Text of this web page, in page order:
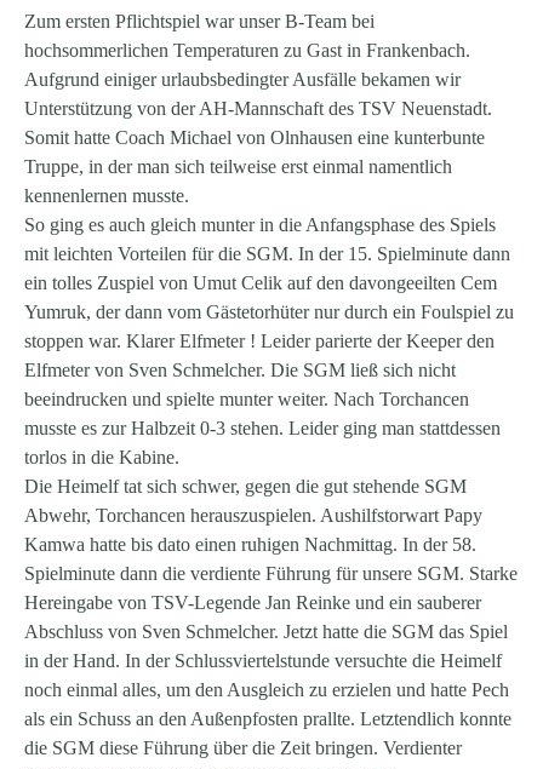
Zum ersten Pflichtspiel war unser B-Team bei
hochsommerlichen Temperaturen zu Gast in Frankenbach.
Aufgrund einiger urlaubsbedingter Ausfälle bekamen wir
Unterstützung von der AH-Mannschaft des TSV Neuenstadt.
Somit hatte Coach Michael von Olnhausen eine kunterbunte
Truppe, in der man sich teilweise erst einmal namentlich
kennenlernen musste.
So ging es auch gleich munter in die Anfangsphase des Spiels
mit leichten Vorteilen für die SGM. In der 15. Spielminute dann
ein tolles Zuspiel von Umut Celik auf den davongeeilten Cem
Yumruk, der dann vom Gästetorhüter nur durch ein Foulspiel zu
stoppen war. Klarer Elfmeter ! Leider parierte der Keeper den
Elfmeter von Sven Schmelcher. Die SGM ließ sich nicht
beeindrucken und spielte munter weiter. Nach Torchancen
musste es zur Halbzeit 0-3 stehen. Leider ging man stattdessen
torlos in die Kabine.
Die Heimelf tat sich schwer, gegen die gut stehende SGM
Abwehr, Torchancen herauszuspielen. Aushilfstorwart Papy
Kamwa hatte bis dato einen ruhigen Nachmittag. In der 58.
Spielminute dann die verdiente Führung für unsere SGM. Starke
Hereingabe von TSV-Legende Jan Reinke und ein sauberer
Abschluss von Sven Schmelcher. Jetzt hatte die SGM das Spiel
in der Hand. In der Schlussviertelstunde versuchte die Heimelf
noch einmal alles, um den Ausgleich zu erzielen und hatte Pech
als ein Schuss an den Außenpfosten prallte. Letztendlich konnte
die SGM diese Führung über die Zeit bringen. Verdienter